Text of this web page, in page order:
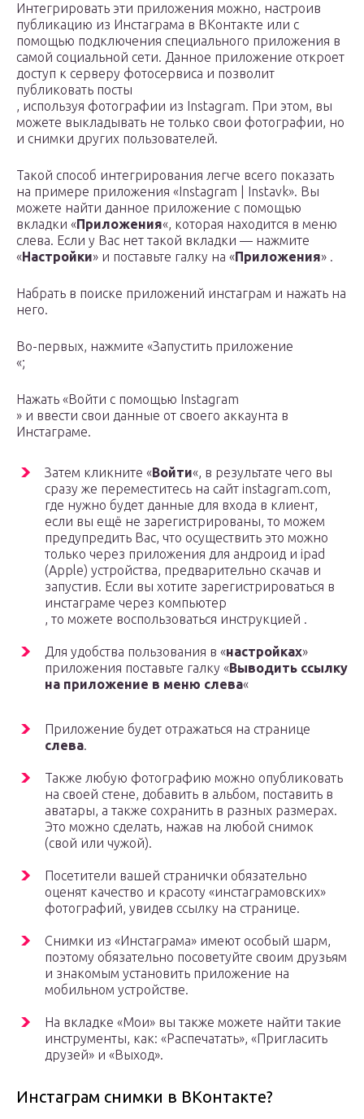
Интегрировать эти приложения можно, настроив
публикацию из Инстаграма в ВКонтакте или с
помощью подключения специального приложения в
самой социальной сети. Данное приложение откроет
доступ к серверу фотосервиса и позволит
публиковать посты
, используя фотографии из Instagram. При этом, вы
можете выкладывать не только свои фотографии, но
и снимки других пользователей.
Такой способ интегрирования легче всего показать
на примере приложения «Instagram | Instavk». Вы
можете найти данное приложение с помощью
вкладки «Приложения«, которая находится в меню
слева. Если у Вас нет такой вкладки — нажмите
«Настройки» и поставьте галку на «Приложения» .
Набрать в поиске приложений инстаграм и нажать на
него.
Во-первых, нажмите «Запустить приложение
«;
Нажать «Войти с помощью Instagram
» и ввести свои данные от своего аккаунта в
Инстаграме.
Затем кликните «Войти«, в результате чего вы
сразу же переместитесь на сайт instagram.com,
где нужно будет данные для входа в клиент,
если вы ещё не зарегистрированы, то можем
предупредить Вас, что осуществить это можно
только через приложения для андроид и ipad
(Apple) устройства, предварительно скачав и
запустив. Если вы хотите зарегистрироваться в
инстаграме через компьютер
, то можете воспользоваться инструкцией .
Для удобства пользования в «настройках»
приложения поставьте галку «Выводить ссылку
на приложение в меню слева«
Приложение будет отражаться на странице
слева.
Также любую фотографию можно опубликовать
на своей стене, добавить в альбом, поставить в
аватары, а также сохранить в разных размерах.
Это можно сделать, нажав на любой снимок
(свой или чужой).
Посетители вашей странички обязательно
оценят качество и красоту «инстаграмовских»
фотографий, увидев ссылку на странице.
Снимки из «Инстаграма» имеют особый шарм,
поэтому обязательно посоветуйте своим друзьям
и знакомым установить приложение на
мобильном устройстве.
На вкладке «Мои» вы также можете найти такие
инструменты, как: «Распечатать», «Пригласить
друзей» и «Выход».
Инстаграм снимки в ВКонтакте?